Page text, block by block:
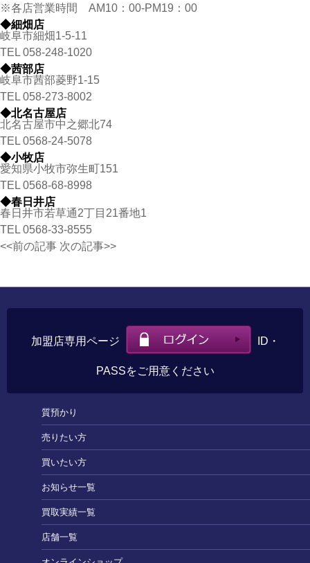
※各店営業時間 AM10：00-PM19：00
◆細畑店
岐阜市細畑1-5-11
TEL 058-248-1020
◆茜部店
岐阜市茜部菱野1-15
TEL 058-273-8002
◆北名古屋店
北名古屋市中之郷北74
TEL 0568-24-5078
◆小牧店
愛知県小牧市弥生町151
TEL 0568-68-8998
◆春日井店
春日井市若草通2丁目21番地1
TEL 0568-33-8555
<<前の記事 次の記事>>
加盟店専用ページ ID・
PASSをご用意ください
質預かり
売りたい方
買いたい方
お知らせ一覧
買取実績一覧
店舗一覧